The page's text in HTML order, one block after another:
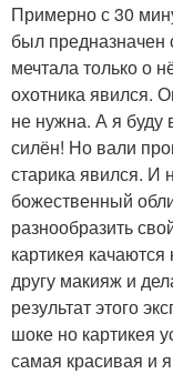
Примерно с 30
был предназначен
мечтала только о
охотника явился.
не нужна. А я буду
силён! Но вали
старика явился. И
божественный
разнообразить
картикея
другу макияж и
результат этого
шоке но картикея
самая красивая и